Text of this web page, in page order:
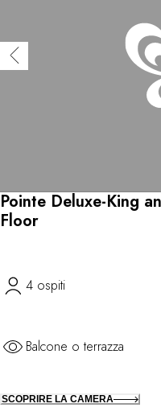
Pointe Deluxe-King
Floor
4 ospiti
Balcone o terrazza
SCOPRIRE LA CAMERA